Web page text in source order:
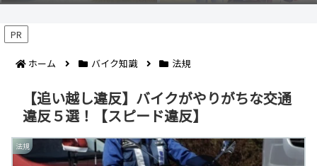
PR
ホーム バイク知識 法規
【追い越し違反】バイクがやりがちな交通
違反５選！【スピード違反】
法規